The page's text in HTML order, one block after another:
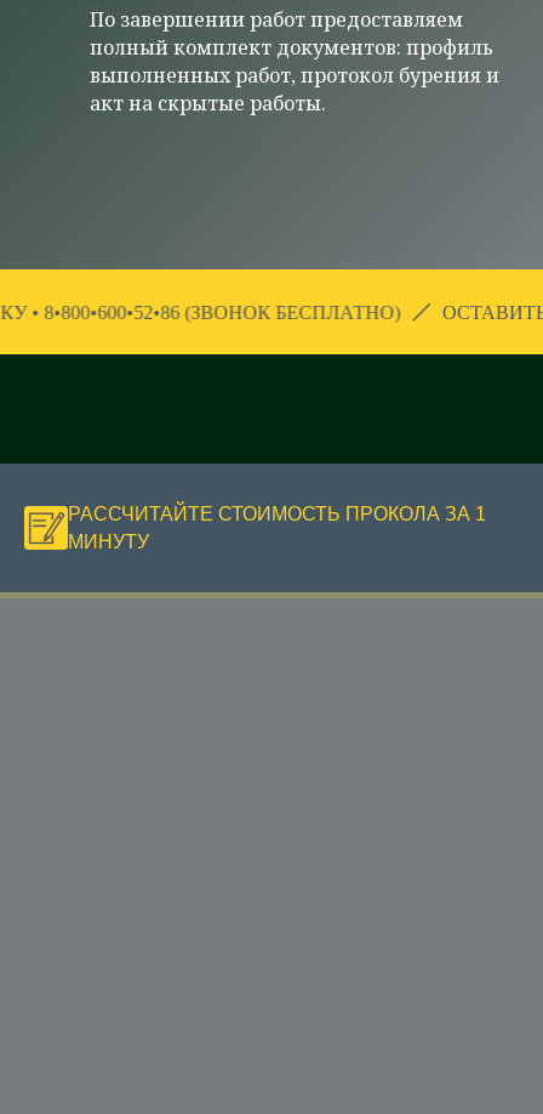
По завершении работ предоставляем
полный комплект документов: профиль
выполненных работ, протокол бурения и
акт на скрытые работы.
ОСТАВИТЬ ЗАЯВКУ • 8•800•600•52•86 (ЗВОНОК
РАССЧИТАЙТЕ СТОИМОСТЬ ПРОКОЛА ЗА 1
МИНУТУ